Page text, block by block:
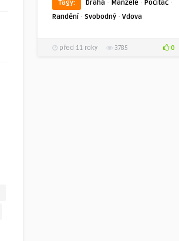
Tagy: Drahá · Manželé · Počítač ·
Randění· Svobodný · Vdova
před 11 roky 3785 0